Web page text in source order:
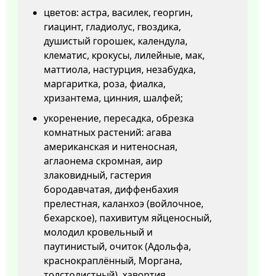
цветов: астра, василек, георгин,
гиацинт, гладиолус, гвоздика,
душистый горошек, календула,
клематис, крокусы, лилейные, мак,
маттиола, настурция, незабудка,
маргаритка, роза, фиалка,
хризантема, цинния, шалфей;
укоренение, пересадка, обрезка
комнатных растений: агава
американская и нитеносная,
аглаонема скромная, аир
злаковидный, гастерия
бородавчатая, диффенбахия
прелестная, каланхоэ (войлочное,
бехарское), пахивитум яйценосный,
молодил кровельный и
паутинистый, очиток (Адольфа,
краснокраплённый, Моргана,